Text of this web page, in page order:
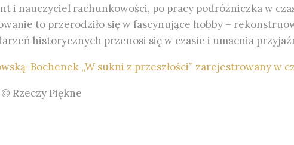
i nauczyciel rachunkowości, po pracy podróżniczka w
to przerodziło się w fascynujące hobby –
historycznych przenosi się w czasie i umacnia
Bochenek „W sukni z przeszłości” zarejestrowany w
© Rzeczy Piękne